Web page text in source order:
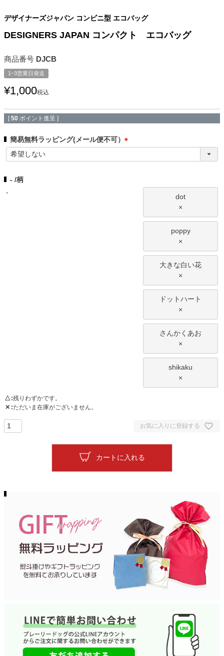
デザイナーズジャパン コンビニ型 エコバッグ
DESIGNERS JAPAN コンパクト エコバッグ
商品番号 DJCB
1~3営業日発送
¥1,000税込
[ 50 ポイント進呈 ]
簡易無料ラッピング(メール便不可）
必
- 柄
-
dot
×
poppy
×
大きな白い花
×
ドットハート
×
さんかくあお
×
shikaku
×
△ 残りわずかです。
✕ ただいま在庫がございません。
お気に入りに登録する
カートに入れる